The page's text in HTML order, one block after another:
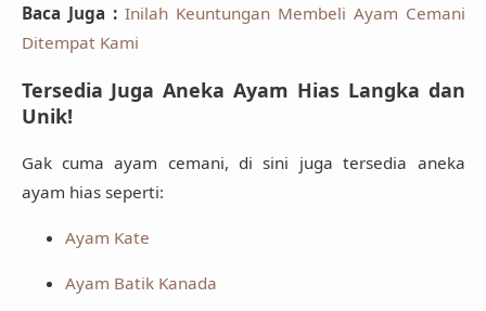
Baca Juga : Inilah Keuntungan Membeli Ayam Cemani
Ditempat Kami
Tersedia Juga Aneka Ayam Hias Langka dan
Unik!
Gak cuma ayam cemani, di sini juga tersedia aneka
ayam hias seperti:
Ayam Kate
Ayam Batik Kanada